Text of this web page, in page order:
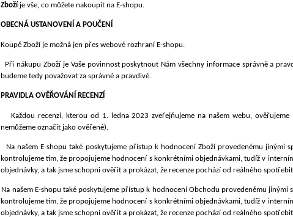
Zboží je vše, co můžete nakoupit na E-shopu.
OBECNÁ USTANOVENÍ A POUČENÍ
Koupě Zboží je možná jen přes webové rozhraní E-shopu.
Při nákupu Zboží je Vaše povinnost poskytnout Nám všechny informace správně a
budeme tedy považovat za správné a pravdivé.
PRAVIDLA OVĚŘOVÁNÍ RECENZÍ
Každou recenzi, kterou od 1. ledna 2023 zveřejňujeme na našem webu,
nemůžeme označit jako ověřené).
Na našem E-shopu také poskytujeme přístup k hodnocení Zboží provedenému jinými
kontrolujeme tím, že propojujeme hodnocení s konkrétními objednávkami, tudíž v
objednávky, a tak jsme schopni ověřit a prokázat, že recenze pochází od reálného
Na našem E-shopu také poskytujeme přístup k hodnocení Obchodu provedenému
kontrolujeme tím, že propojujeme hodnocení s konkrétními objednávkami, tudíž v
objednávky, a tak jsme schopni ověřit a prokázat, že recenze pochází od reálného